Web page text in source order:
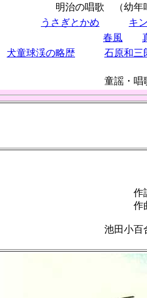
明治の唱歌 （幼年
うさぎとかめ
キ
春風
犬童球渓の略歴
石原和三
童謡・
作
池田小百